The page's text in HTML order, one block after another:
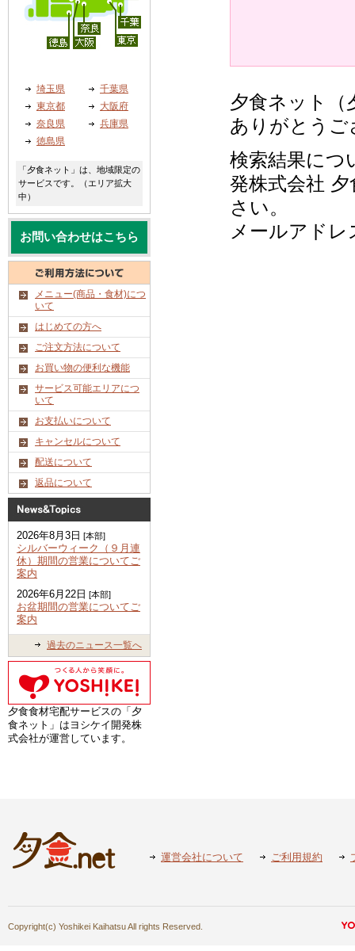
夕食ネット（
ありがとう
検索結果につ
発株式会社
さい。
メールアドレ
埼玉県
千葉県
東京都
大阪府
奈良県
兵庫県
徳島県
「夕食ネット」は、地域限定の
サービスです。（エリア拡大
中）
お問い合わせはこちら
メニュー(商品・食材)につ
いて
はじめての方へ
ご注文方法について
お買い物の便利な機能
サービス可能エリアにつ
いて
お支払いについて
キャンセルについて
配送について
返品について
2026年8月3日 [本部]
シルバーウィーク（９月連
休）期間の営業についてご
案内
2026年6月22日 [本部]
お盆期間の営業についてご
案内
過去のニュース一覧へ
夕食食材宅配サービスの「夕
食ネット」はヨシケイ開発株
式会社が運営しています。
運営会社について ご利用規約
Copyright(c) Yoshikei Kaihatsu All rights Reserved.